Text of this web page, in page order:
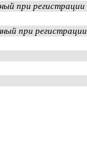
при регистрации
при регистрации